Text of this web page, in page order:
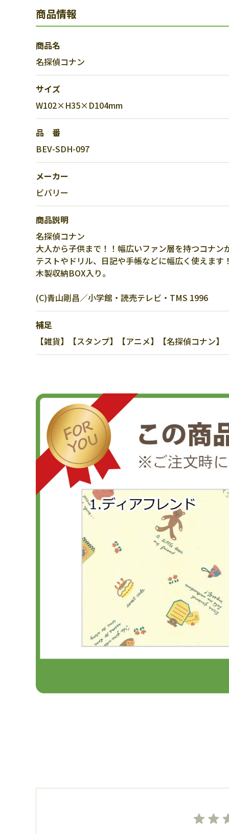
商品情報
商品名
名探偵コナン
サイズ
W102×H35×D104mm
品 番
BEV-SDH-097
メーカー
ビバリー
商品説明
名探偵コナン
大人から子供まで！！幅広いファン層を持つコナ
テストやドリル、日記や手帳などに幅広く使えます
木製収納BOX入り。
(C)青山剛昌／小学館・読売テレビ・TMS 1996
補足
【雑貨】【スタンプ】【アニメ】【名探偵コナン